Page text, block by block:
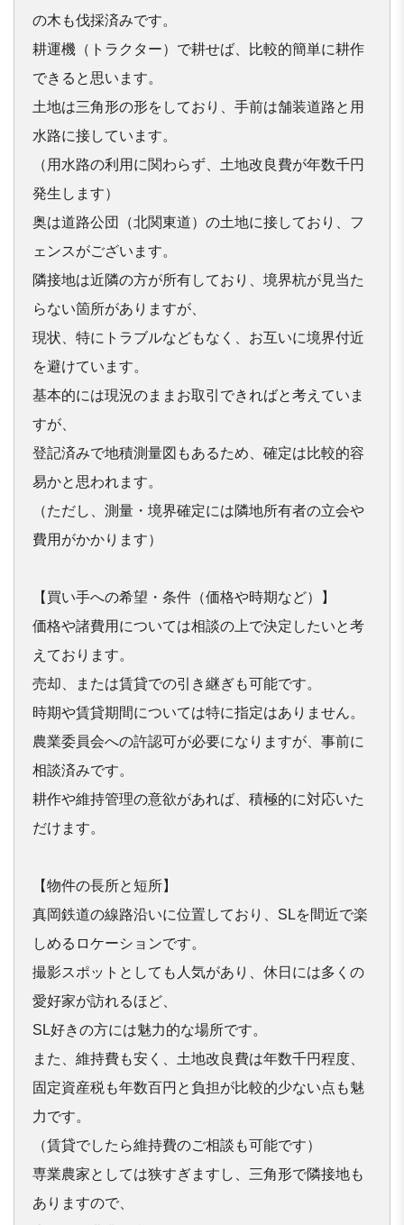
の木も伐採済みです。
耕運機（トラクター）で耕せば、比較的簡単に耕作
できると思いま す。
土地は三角形の形をしており、手前は舗装道路と用
水路に接してい ます。
（用水路の利用に関わらず、土地改良費が年数千円
発生します）
奥は道路公団（北関東道）の土地に接しており、フ
ェンスがござい ます。
隣接地は近隣の方が所有しており、境界杭が見当た
らない箇所があ りますが、
現状、特にトラブルなどもなく、お互いに境界付近
を避けています。
基本的には現況のままお取引できればと考えていま
すが、
登記済みで地積測量図もあるため、確定は比較的容
易かと思われま す。
（ただし、測量・境界確定には隣地所有者の立会や
費用がかかりま す）
【買い⼿への希望・条件（価格や時期など）】
価格や諸費用については相談の上で決定したいと考
えております。
売却、または賃貸での引き継ぎも可能です。
時期や賃貸期間については特に指定はありません。
農業委員会への許認可が必要になりますが、事前に
相談済みです。
耕作や維持管理の意欲があれば、積極的に対応いた
だけます。
【物件の長所と短所】
真岡鉄道の線路沿いに位置しており、SLを間近で楽
しめるロケーションです。
撮影スポットとしても人気があり、休日には多くの
愛好家が訪れるほど、
SL好きの方には魅力的な場所です。
また、維持費も安く、土地改良費は年数千円程度、
固定資産税も年数百円と負担が比較的少ない点も魅
力です。
（賃貸でしたら維持費のご相談も可能です）
専業農家としては狭すぎますし、三角形で隣接地も
ありますので、